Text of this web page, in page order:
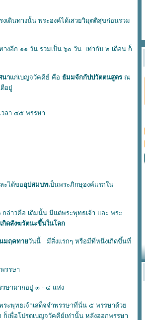
ดินทางนั้น พระองค์ได้เสวยวิมุตติสุขก่อนรวม
งอีก ๑๑ วัน รวมเป็น ๖๐ วัน เท่ากับ ๒ เดือน ก็
นาก่เบญจวัคคีย์ คือ ธัมมจักกัปปวัตตนสูตร ณ
อยู่
ลา ๔๕ พรรษา
ะได้ขออุปสมบทเป็นพระภิกษุองค์แรกใน
กล่าวคือ เดิมนั้น มีแต่พระพุทธเจ้า และ พระ
กิดสังฆรัตนะขึ้นในโลก
นมฤคทาวันนี้ มีสิ่งแรกๆ หรือมีที่หนึ่งเกิดขึ้นที่
รรษา
ษามากอยู่ ๓ - ๔ แห่ง
ระพุทธเจ้าเสด็จจําพรรษาที่นั่น ๕ พรรษาด้ว
เพื่อโปรดเบญจวัคคีย์เท่านั้น หลังออกพรรษา